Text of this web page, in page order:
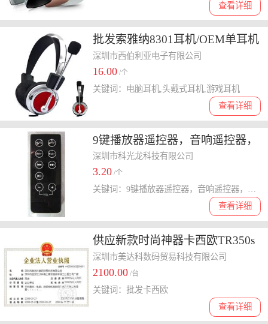
查看详细
批发索雅纳8301耳机/OEM单耳机
批发低价电脑音乐手机头戴式耳
机厂
深圳市西伯利亚电子有限公司
16.00 /个
查看详细
关键词：电脑耳机,头戴式耳机,游戏耳机
9键播放器遥控器，音响遥控器，
MP3遥控器，风扇遥控器，暖风
机遥控器
深圳市科光龙科技有限公司
3.20 /个
查看详细
关键词：9键播放器遥控器，音响遥控器，MP3遥控器，风扇遥控器，暖风机遥控器
供应新款时尚神器卡西欧TR350s
蜜糖橘批发价仅售
深圳市美达科数码贸易科技有限公司
2100.00 /台
查看详细
关键词：批发卡西欧